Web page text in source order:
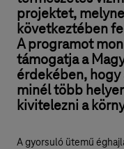
projektet,
következtében
A programot
támogatja a
érdekében, hogy
minél több
kivitelezni a
A gyorsuló ütemű